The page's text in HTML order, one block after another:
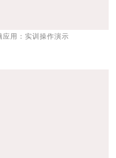
应用：实训操作演示